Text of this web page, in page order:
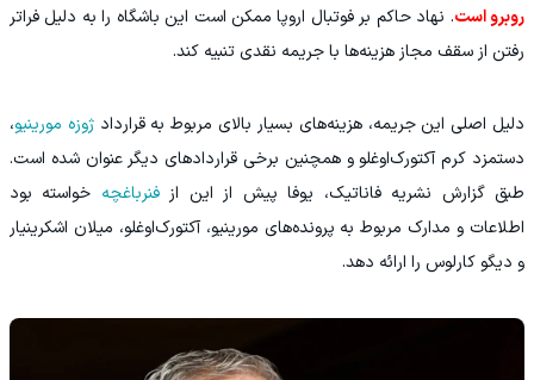
روبرو است. نهاد حاکم بر فوتبال اروپا ممکن است این باشگاه را به دلیل فراتر
رفتن از سقف مجاز هزینه‌ها با جریمه نقدی تنبیه کند.
دلیل اصلی این جریمه، هزینه‌های بسیار بالای مربوط به قراردادژوزه مورینیو،
دستمزد کرم آکتورک‌اوغلو و همچنین برخی قراردادهای دیگر عنوان شده است.
طبق گزارش نشریه فاناتیک، یوفا پیش از این ازفنرباغچه خواسته بود
اطلاعات و مدارک مربوط به پرونده‌های مورینیو، آکتورک‌اوغلو، میلان اشکرینیار
و دیگو کارلوس را ارائه دهد.